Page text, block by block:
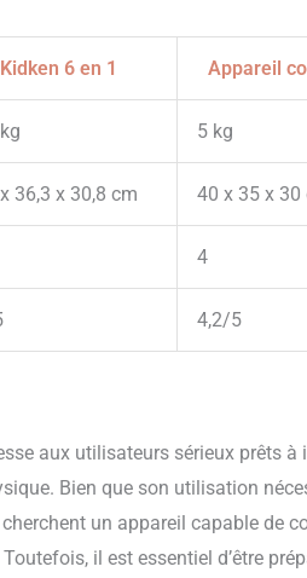
Kidken 6 en 1 Appareil
5 kg
36,3 x 30,8 cm 40 x 35 x 30
4
4,2/5
aux utilisateurs sérieux prêts
Bien que son utilisation
un appareil capable de
il est essentiel d’être